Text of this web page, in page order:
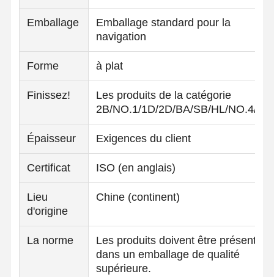
Emballage
Emballage standard pour la
navigation
Forme à plat
Finissez!
Les produits de la catégorie
2B/NO.1/1D/2D/BA/SB/HL/NO.4/
Épaisseur Exigences du client
Certificat ISO (en anglais)
Lieu
d'origine
Chine (continent)
La norme
Les produits doivent être présentés
dans un emballage de qualité
supérieure.